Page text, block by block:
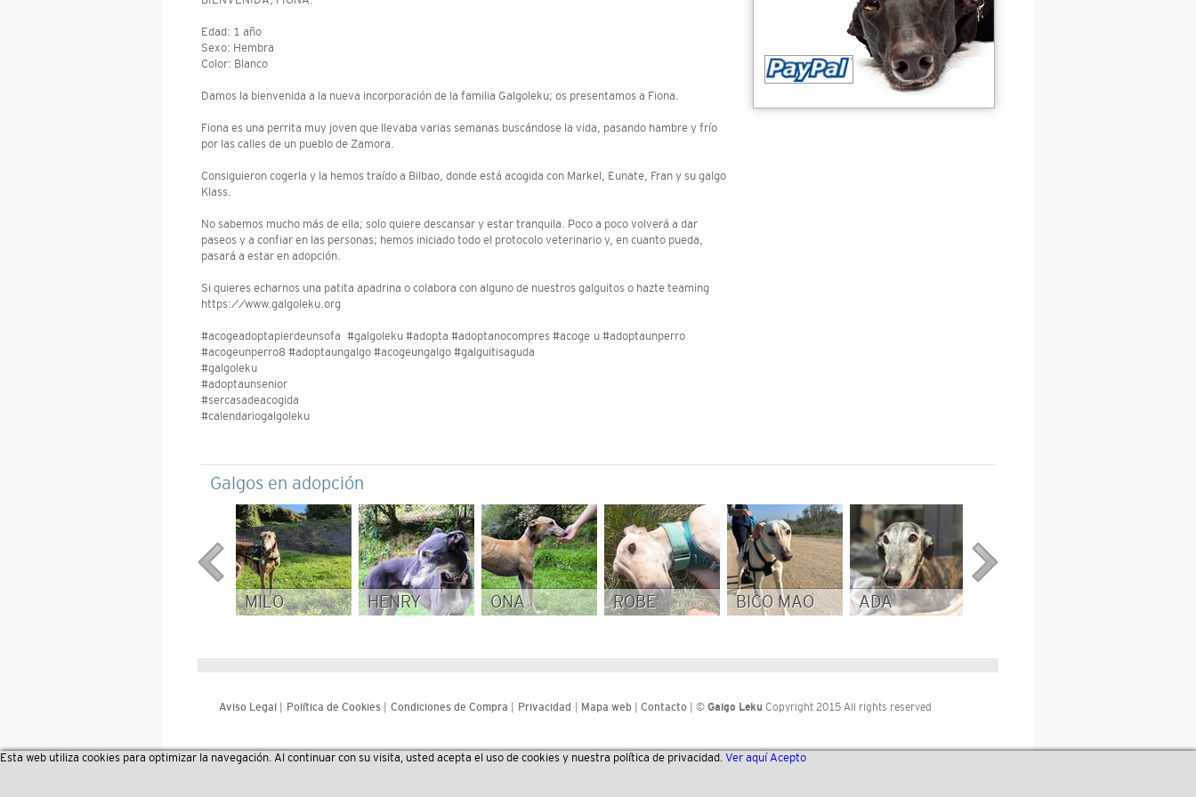
Esta web utiliza cookies para optimizar la navegación. Al continuar con su visita, usted acepta el uso de cookies y nuestra política de privacidad. Ver aquí Acepto
Edad: 1 año
Sexo: Hembra
Color: Blanco
Damos la bienvenida a la nueva incorporación de la familia Galgoleku; os presentamos a Fiona.
Fiona es una perrita muy joven que llevaba varias semanas buscándose la vida, pasando hambre y frío
por las calles de un pueblo de Zamora.
Consiguieron cogerla y la hemos traído a Bilbao, donde está acogida con Markel, Eunate, Fran y su galgo
Klass.
No sabemos mucho más de ella; solo quiere descansar y estar tranquila. Poco a poco volverá a dar
paseos y a confiar en las personas; hemos iniciado todo el protocolo veterinario y, en cuanto pueda,
pasará a estar en adopción.
Si quieres echarnos una patita apadrina o colabora con alguno de nuestros galguitos o hazte teaming
https://www.galgoleku.org
#acogeadoptapierdeunsofa #galgoleku #adopta #adoptanocompres #acoge u #adoptaunperro
#acogeunperro8 #adoptaungalgo #acogeungalgo #galguitisaguda
#galgoleku
#adoptaunsenior
#sercasadeacogida
#calendariogalgoleku
Galgos en adopción
MILO HENRY ONA ROBE BICO MAO ADA
Aviso Legal Política de Cookies| Condiciones de Compra Privacidad Mapa web| Contacto| © Galgo LekuCopyright 2015 All rights reserved